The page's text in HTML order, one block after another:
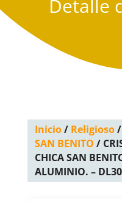
Detalle
Inicio/ Religioso/
SAN BENITO /
CHICA SAN
ALUMINIO. –